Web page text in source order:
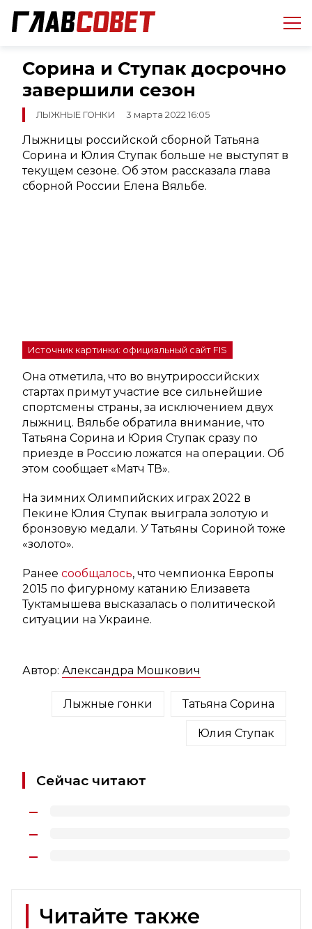
Сорина и Ступак досрочно
завершили сезон
ЛЫЖНЫЕ ГОНКИ 3 марта 2022 16:05
Лыжницы российской сборной Татьяна
Сорина и Юлия Ступак больше не выступят в
текущем сезоне. Об этом рассказала глава
сборной России Елена Вяльбе.
Источник картинки: официальный сайт FIS
Она отметила, что во внутрироссийских
стартах примут участие все сильнейшие
спортсмены страны, за исключением двух
лыжниц. Вяльбе обратила внимание, что
Татьяна Сорина и Юрия Ступак сразу по
приезде в Россию ложатся на операции. Об
этом сообщает «Матч ТВ».
На зимних Олимпийских играх 2022 в
Пекине Юлия Ступак выиграла золотую и
бронзовую медали. У Татьяны Сориной тоже
«золото».
Ранее сообщалось, что чемпионка Европы
2015 по фигурному катанию Елизавета
Туктамышева высказалась о политической
ситуации на Украине.
Автор: Александра Мошкович
Лыжные гонки Татьяна Сорина
Юлия Ступак
Сейчас читают
Читайте также